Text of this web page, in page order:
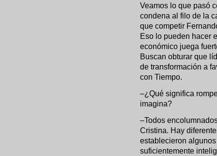
Veamos lo que pasó
condena al filo de la
que competir
Eso lo pueden hacer
económico juega
Buscan obturar que
de transformación a
con Tiempo.
–¿Qué significa
imagina?
–Todos
Cristina. Hay
establecieron
suficientemente